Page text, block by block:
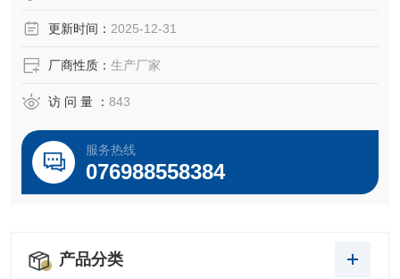
更新时间： 2025-12-31
厂商性质： 生产厂家
访 问 量 ： 843
服务热线
076988558384
产品分类